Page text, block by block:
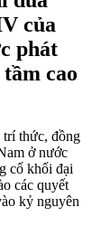
của
phát
cao
trí thức, đồng
ở nước
cố khối đại
các quyết
kỷ nguyên